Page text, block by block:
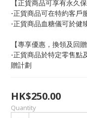
【正貨商品可享有永久保
-正貨商品可在特約客戶
-正貨商品血糖儀可於健
【專享優惠，換領及回贈
-正貨商品於特定零售點
贈計劃
HK$250.00
Quantity